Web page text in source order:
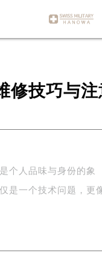
修技巧与
个人品味与身份的象
是一个技术问题，更